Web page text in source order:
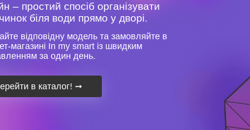
– простий спосіб організувати
біля води прямо у дворі.
відповідну модель та замовляйте в
магазині In my smart із швидким
за один день.
в каталог! ➞